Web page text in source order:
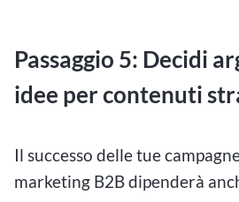
Passaggio 5: Decidi
idee per contenuti
Il successo delle tue
marketing B2B dipenderà